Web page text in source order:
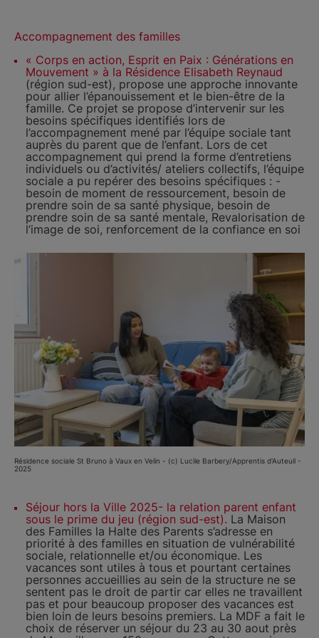
Résidence sociale St Bruno à Vaux en Velin - (c) Lucile Barbery/Apprentis d'Auteuil -
2025
Accompagnement des familles
« Corps en action, Esprit en Paix : Générations en
Mouvement » à la Résidence Elisabeth Reynaud
(région sud-est), propose une approche innovante
pour allier l’épanouissement et le bien-être de la
famille. Ce projet se propose d’intervenir sur les
besoins spécifiques identifiés lors de
l’accompagnement mené par l’équipe sociale tant
auprès du parent que de l’enfant. Lors de cet
accompagnement qui prend la forme d’entretiens
individuels ou d’activités/ ateliers collectifs, l’équipe
sociale a pu repérer des besoins spécifiques : -
besoin de moment de ressourcement, besoin de
prendre soin de sa santé physique, besoin de
prendre soin de sa santé mentale, Revalorisation de
l’image de soi, renforcement de la confiance en soi
Séjour hors la Ville 2025- la relation parent enfant
sous le prime du jeu (région sud-est). La Maison
des Familles la Halte des Parents s’adresse en
priorité à des familles en situation de vulnérabilité
sociale, relationnelle et/ou économique. Les
vacances sont utiles à tous et pourtant certaines
personnes accueillies au sein de la structure ne se
sentent pas le droit de partir car elles ne travaillent
pas et pour beaucoup proposer des vacances est
bien loin de leurs besoins premiers. La MDF a fait le
choix de réserver un séjour du 23 au 30 aout près